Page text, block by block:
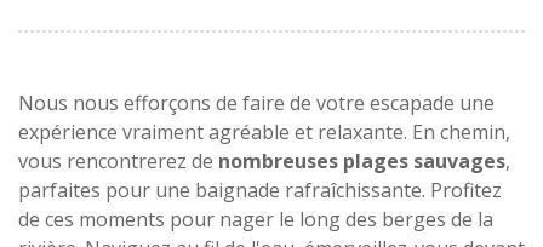
Nous nous efforçons de faire de votre escapade une
expérience vraiment agréable et relaxante. En chemin,
vous rencontrerez de nombreuses plages sauvages,
parfaites pour une baignade rafraîchissante. Profitez
de ces moments pour nager le long des berges de la